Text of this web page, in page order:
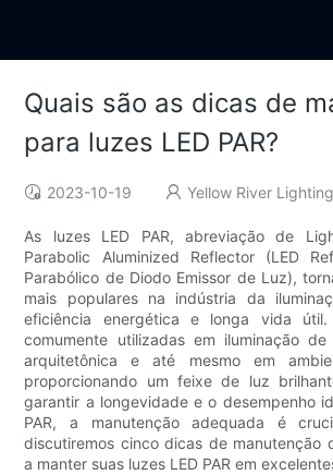
Quais são as dicas de
para luzes LED PAR?
2023-10-19 Yellow River Lighting
As luzes LED PAR, abreviação de
Parabolic Aluminized Reflector (LED
Parabólico de Diodo Emissor de Luz),
mais populares na indústria da
eficiência energética e longa vida útil.
comumente utilizadas em iluminação de
arquitetônica e até mesmo em
proporcionando um feixe de luz
garantir a longevidade e o desempenho
PAR, a manutenção adequada é
discutiremos cinco dicas de manutenção
a manter suas luzes LED PAR em